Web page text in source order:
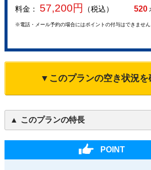
料金： 57,200円 （税込） 520
※電話・メール予約の場合にはポイントの付与はできません
▼このプランの空き状況を
このプランの特長
POINT